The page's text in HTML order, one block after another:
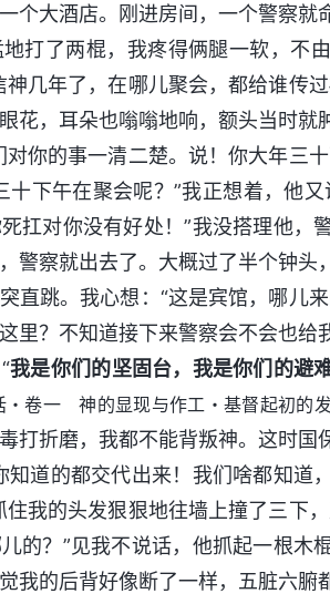
个大酒店。刚进房间，一个警察
打了两棍，我疼得俩腿一软，不
几年了，在哪儿聚会，都给谁传
花，耳朵也嗡嗡地响，额头当时就
你的事一清二楚。说！你大年三
十下午在聚会呢？”我正想着，他
扛对你没有好处！”我没搭理他，
警察就出去了。大概过了半个钟头
直跳。我心想：“这是宾馆，哪儿
里？不知道接下来警察会不会也
我是你们的坚固台，我是你们的避
・卷一 神的显现与作工・基督起初的
打折磨，我都不能背叛神。这时
知道的都交代出来！我们啥都知道
我的头发狠狠地往墙上撞了三下
的？”见我不说话，他抓起一根木
我的后背好像断了一样，五脏六